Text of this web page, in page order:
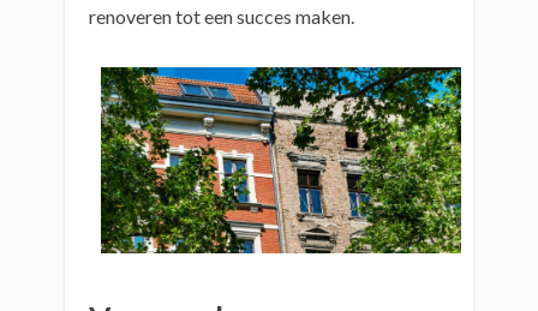
renoveren tot een succes maken.